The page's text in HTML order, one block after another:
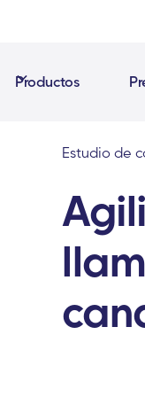
Productos
Estudio de